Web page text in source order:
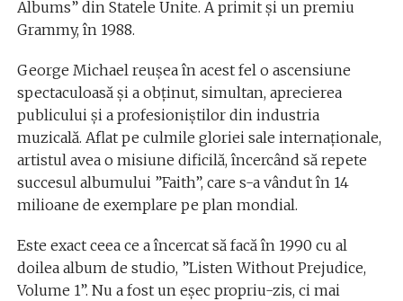
Albums” din Statele Unite. A primit şi un premiu
Grammy, în 1988.
George Michael reuşea în acest fel o ascensiune
spectaculoasă şi a obţinut, simultan, aprecierea
publicului şi a profesioniştilor din industria
muzicală. Aflat pe culmile gloriei sale internaţionale,
artistul avea o misiune dificilă, încercând să repete
succesul albumului ”Faith”, care s-a vândut în 14
milioane de exemplare pe plan mondial.
Este exact ceea ce a încercat să facă în 1990 cu al
doilea album de studio, ”Listen Without Prejudice,
Volume 1”. Nu a fost un eşec propriu-zis, ci mai